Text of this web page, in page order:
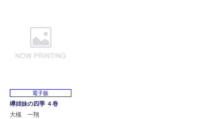
電子版
欅姉妹の四季 ４巻
大槻 一翔